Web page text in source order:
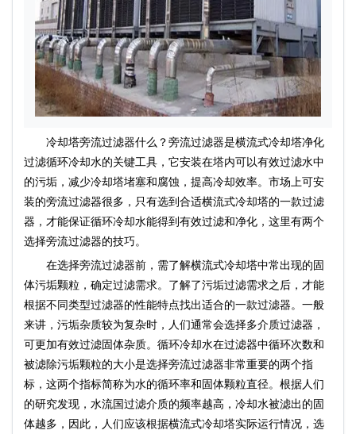
冷却塔旁流过滤器什么？旁流过滤器是横流式冷却塔净化
过滤循环冷却水的关键工具，它安装在塔内可以有效过滤水中
的污垢，减少冷却塔堵塞和腐蚀，提高冷却效率。市场上可安
装的旁流过滤器很多，只有选到合适横流式冷却塔的一款过滤
器，才能保证循环冷却水能得到有效过滤和净化，这里有两个
选择旁流过滤器的技巧。
在选择旁流过滤器前，需了解横流式冷却塔中常出现的固
体污垢颗粒，确定过滤需求。了解了污垢过滤需求之后，才能
根据不同类型过滤器的性能特点找出适合的一款过滤器。一般
来讲，污垢杂质较为复杂时，人们通常会选择多介质过滤器，
可更加有效过滤固体杂质。循环冷却水在过滤器中循环次数和
被滤除污垢颗粒的大小是选择旁流过滤器非常重要的两个指
标，这两个指标简称为水的循环率和固体颗粒直径。根据人们
的研究发现，水流国过滤介质的频率越高，冷却水被滤出的固
体越多，因此，人们应该根据横流式冷却塔实际运行情况，选